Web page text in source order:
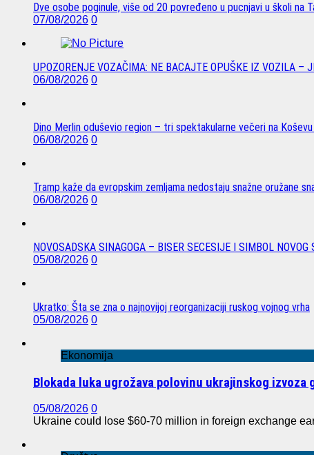
Dve osobe poginule, više od 20 povređeno u pucnjavi u školi na
07/08/2026 0
UPOZORENJE VOZAČIMA: NE BACAJTE OPUŠKE IZ VOZILA –
06/08/2026 0
Dino Merlin oduševio region – tri spektakularne večeri na
06/08/2026 0
Tramp kaže da evropskim zemljama nedostaju snažne oružane
06/08/2026 0
NOVOSADSKA SINAGOGA – BISER SECESIJE I SIMBOL NOVOG
05/08/2026 0
Ukratko: Šta se zna o najnovijoj reorganizaciji ruskog vojnog vrha
05/08/2026 0
Ekonomija
Blokada luka ugrožava polovinu ukrajinskog izvoza
05/08/2026 0
Ukraine could lose $60-70 million in foreign exchange